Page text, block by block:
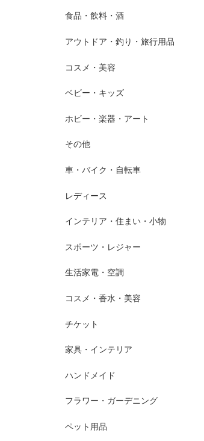
食品・飲料・酒
アウトドア・釣り・旅行用品
コスメ・美容
ベビー・キッズ
ホビー・楽器・アート
その他
車・バイク・自転車
レディース
インテリア・住まい・小物
スポーツ・レジャー
生活家電・空調
コスメ・香水・美容
チケット
家具・インテリア
ハンドメイド
フラワー・ガーデニング
ペット用品